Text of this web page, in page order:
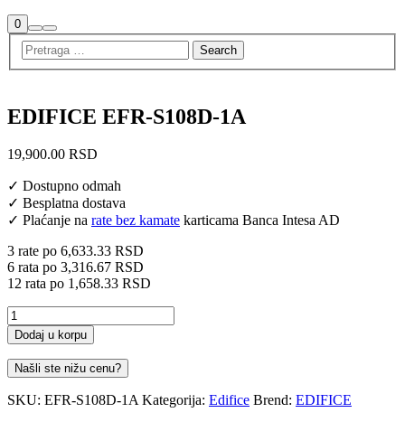
0Korpa
Search
Main
menu
EDIFICE EFR-S108D-1A
19,900.00 RSD
✓ Dostupno odmah
✓ Besplatna dostava
✓ Plaćanje na rate bez kamate karticama Banca Intesa AD
3 rate po 6,633.33 RSD
6 rata po 3,316.67 RSD
12 rata po 1,658.33 RSD
EFR-
S108D-
1A
količina
Dodaj u korpu
Našli ste nižu cenu?
SKU: EFR-S108D-1A Kategorija: Edifice Brend: EDIFICE